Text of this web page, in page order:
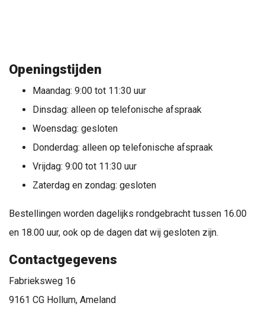
Openingstijden
Maandag: 9:00 tot 11:30 uur
Dinsdag: alleen op telefonische afspraak
Woensdag: gesloten
Donderdag: alleen op telefonische afspraak
Vrijdag: 9:00 tot 11:30 uur
Zaterdag en zondag: gesloten
Bestellingen worden dagelijks rondgebracht tussen 16.00
en 18.00 uur, ook op de dagen dat wij gesloten zijn.
Contactgegevens
Fabrieksweg 16
9161 CG Hollum, Ameland